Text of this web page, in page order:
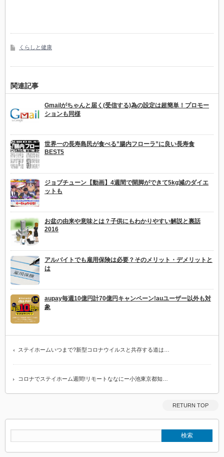
くらしと健康
関連記事
Gmailがちゃんと届く(受信する)為の設定は超簡単！プロモー
ションも同様
世界一の長寿島民が食べる”腸内フローラ”に良い長寿食
BEST5
ジョブチューン【動画】4週間で開脚ができて5kg減のダイエ
ットも
お盆の由来や意味とは？子供にもわかりやすい解説と裏話
2016
アルバイトでも雇用保険は必要？そのメリット・デメリットと
は
aupay毎週10億円計70億円キャンペーン!auユーザー以外も対
象
ステイホームいつまで?新型コロナウイルスと共存する道は…
コロナでステイホーム週間!リモートななにー小池東京都知…
RETURN TOP